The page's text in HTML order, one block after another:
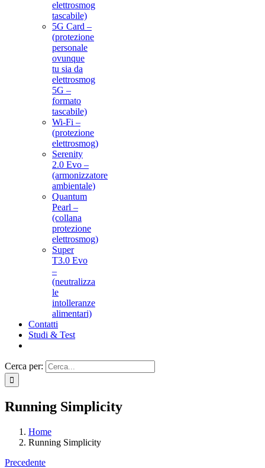
elettrosmog
tascabile)
5G Card –
(protezione
personale
ovunque
tu sia da
elettrosmog
5G –
formato
tascabile)
Wi-Fi –
(protezione
elettrosmog)
Serenity
2.0 Evo –
(armonizzatore
ambientale)
Quantum
Pearl –
(collana
protezione
elettrosmog)
Super
T3.0 Evo
–
(neutralizza
le
intolleranze
alimentari)
Contatti
Studi & Test
Cerca per:
Running Simplicity
Home
Running Simplicity
Precedente